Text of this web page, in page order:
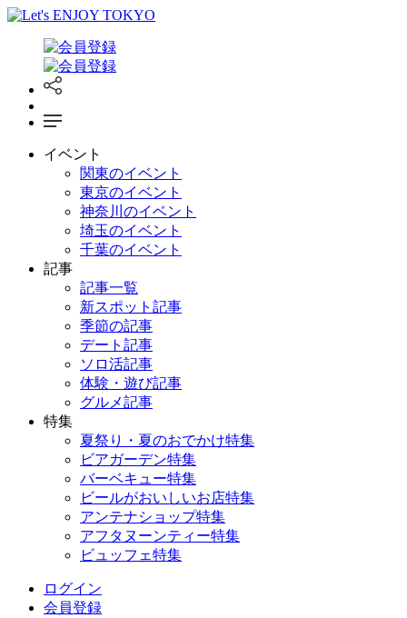
イベント
関東のイベント
東京のイベント
神奈川のイベント
埼玉のイベント
千葉のイベント
記事
記事一覧
新スポット記事
季節の記事
デート記事
ソロ活記事
体験・遊び記事
グルメ記事
特集
夏祭り・夏のおでかけ特集
ビアガーデン特集
バーベキュー特集
ビールがおいしいお店特集
アンテナショップ特集
アフタヌーンティー特集
ビュッフェ特集
ログイン
会員登録